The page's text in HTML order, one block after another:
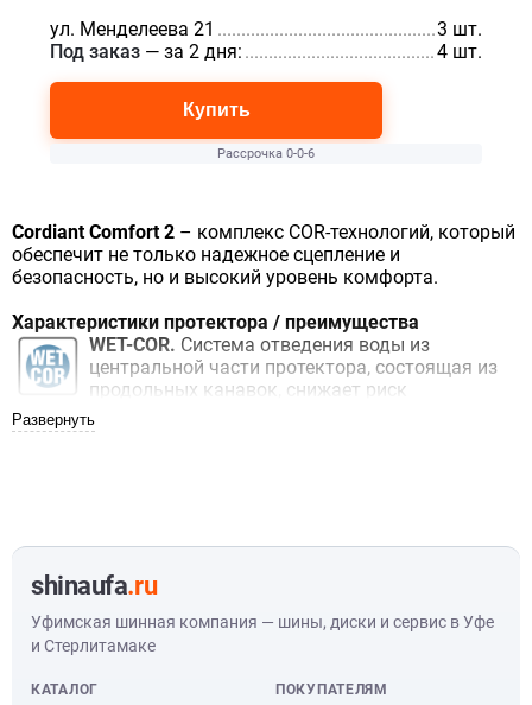
ул. Менделеева 21 .................................................................
3 шт.
Под заказ — за 2 дня: 4 шт.
Купить
Рассрочка 0-0-6
Cordiant Comfort 2 – комплекс COR-технологий, который
обеспечит не только надежное сцепление и
безопасность, но и высокий уровень комфорта.
Характеристики протектора / преимущества
WET-COR. Система отведения воды из
центральной части протектора, состоящая из
продольных канавок, снижает риск
контакта и запирая ее в канавках. Дуговые
поворотах.
DRY-COR.
гарантирована тремя сплошными ребрами.
Смена дорожного покрытия происходит без
корректировки курса. Устойчивость в
внешняя сторона протектора, состоящая из
shinaufa.ru
Уфимская шинная компания — шины, диски и сервис в Уфе
и Стерлитамаке
КАТАЛОГ ПОКУПАТЕЛЯМ